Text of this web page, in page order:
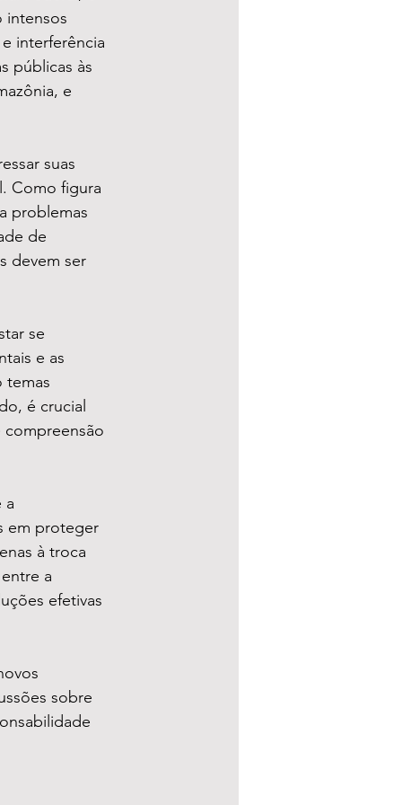
intensos
interferência
públicas às
e
suas
Como figura
problemas
de
devem ser
se
e as
temas
é crucial
compreensão
a
em proteger
à troca
a
efetivas
sobre